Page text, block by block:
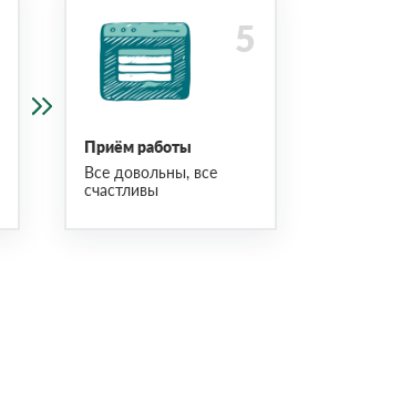
Приём работы
Все довольны, все
счастливы